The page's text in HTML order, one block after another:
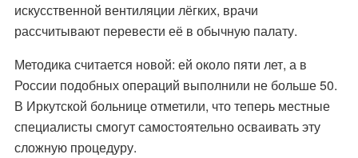
искусственной вентиляции лёгких, врачи
рассчитывают перевести её в обычную палату.
Методика считается новой: ей около пяти лет, а в
России подобных операций выполнили не больше 50.
В Иркутской больнице отметили, что теперь местные
специалисты смогут самостоятельно осваивать эту
сложную процедуру.